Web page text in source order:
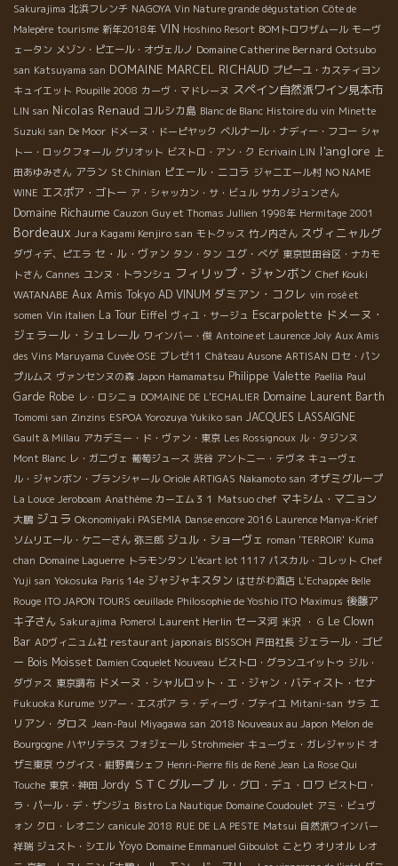
Sakurajima 北浜フレンチ NAGOYA Vin Nature grande dégustation Côte de
Malepère tourisme 新年2018年 VIN Hoshino Resort BOMトロワザムール モーヴ
ェータン メゾン・ピエール・オヴェルノ Domaine Catherine Bernard Ootsubo
san Katsuyama san DOMAINE MARCEL RICHAUD プピーユ・カスティヨン
キュイエット Poupille 2008 カーヴ・マドレーヌ スペイン自然派ワイン見本市
LIN san Nicolas Renaud コルシカ島 Blanc de Blanc Histoire du vin Minette
Suzuki san De Moor ドメーヌ・ドーピヤック ベルナール・ナディー・フコー シャ
トー・ロックフォール グリオット ビストロ・アン・ク Ecrivain LIN l'anglore
上
田あゆみさん アラン St Chinian ピエール・ニコラ ジャニエール村 NO NAME
WINE エスポア・ゴトー ア・シャッカン・サ・ビュル サカノジュンさん
Domaine Richaume Cauzon Guy et Thomas Jullien 1998年 Hermitage 2001
Bordeaux Jura Kagami Kenjiro san モトクッス 竹ノ内さん スヴィニャルグ
ダヴィデ、ピエラ セ・ル・ヴァン タン・タン ユグ・べゲ 東京世田谷区・ナカモ
トさん Cannes ユンヌ・トランシュ フィリップ・ジャンボン Chef Kouki
WATANABE Aux Amis Tokyo AD VINUM ダミアン・コクレ vin rosé et
somen Vin italien La Tour Eiffel ヴィユ・サージュ Escarpolette ドメーヌ・
ジェラール・シュレール ワインバー・俊 Antoine et Laurence Joly Aux Amis
des Vins Maruyama Cuvée OSE ブレゼ11 Château Ausone ARTISAN ロセ・パン
プルムス ヴァンセンヌの森 Japon Hamamatsu Philippe Valette Paellia Paul
Garde Robe レ・ロシニョ DOMAINE DE L'ECHALIER Domaine Laurent Barth
Tomomi san Zinzins ESPOA Yorozuya Yukiko san JACQUES LASSAIGNE
Gault & Millau アカデミー・ド・ヴァン・東京 Les Rossignoux ル・タジンヌ
Mont Blanc レ・ガニヴェ 葡萄ジュース 渋谷 アントニー・テヴネ キューヴェ
ル・ジャンボン・ブランシャール Oriole ARTIGAS Nakamoto san オザミグループ
La Louce Jeroboam Anathème カーエム３１ Matsuo chef マキシム・マニョン
大鵬 ジュラ Okonomiyaki PASEMIA Danse encore 2016 Laurence Manya-Krief
ソムリエール・ケニーさん 弥三郎 ジュル・ショーヴェ roman 'TERROIR' Kuma
chan Domaine Laguerre トラモンタン L'écart lot 1117 パスカル・コレット Chef
Yuji san Yokosuka Paris 14e ジャジャキスタン はせがわ酒店 L'Echappée Belle
Rouge ITO JAPON TOURS oeuillade Philosophie de Yoshio ITO Maximus 後藤ア
キ子さん Sakurajima Pomerol Laurent Herlin セーヌ河 米沢 ・ G Le Clown
Bar ADヴィニュム社 restaurant japonais BISSOH 戸田社長 ジェラール・ゴビ
ー Bois Moisset Damien Coquelet Nouveau ビストロ・グランユイットゥ ジル・
ダヴァス 東京調布 ドメーヌ・シャルロット・エ・ジャン・バティスト・セナ
Fukuoka Kurume ツアー・エスポア ラ・ディーヴ・ブテイユ Mitani-san サラ エ
リアン・ダロス Jean-Paul Miyagawa san 2018 Nouveaux au Japon Melon de
Bourgogne ハヤリテラス フォジェール Strohmeier キューヴェ・ガレジャッド オ
ザミ東京 ウグイス・紺野真シェフ Henri-Pierre fils de René Jean La Rose Qui
Touche 東京・神田 Jordy ＳＴＣグループ ル・グロ・デュ・ロワ ビストロ・
ラ・パール・デ・ザンジュ Bistro La Nautique Domaine Coudoulet アミ・ビュヴ
ォン クロ・レオニン canicule 2018 RUE DE LA PESTE Matsui 自然派ワインバー
祥瑞 ジュスト・シエル Yoyo Domaine Emmanuel Giboulot ことり オリオル レオ